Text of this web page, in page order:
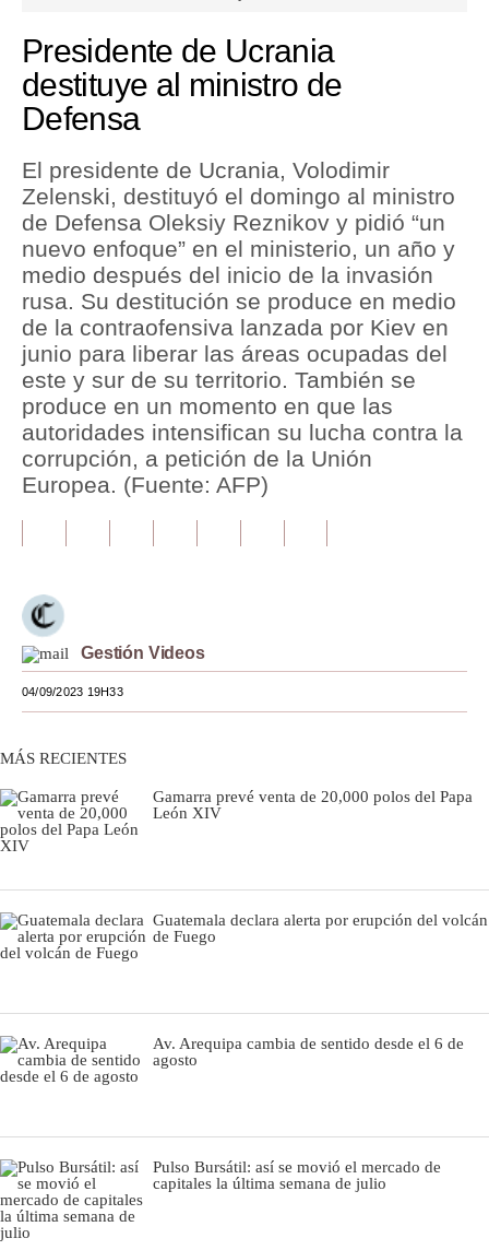
Tu Dinero
Finanzas Personales
Inmobiliarias
Plus G
Opinión
Editorial
Pregunta de hoy
Blogs
Tendencias
Lujo
Viajes
Moda
Mundo
EEUU
México
Tecnología
Mix
G de Gestión
Podcast
Videos
Fotogalerías
1
minute,
32
seconds
Presidente de Ucrania
destituye al ministro de
Defensa
El presidente de Ucrania, Volodimir
Zelenski, destituyó el domingo al ministro
de Defensa Oleksiy Reznikov y pidió “un
nuevo enfoque” en el ministerio, un año y
medio después del inicio de la invasión
rusa. Su destitución se produce en medio
de la contraofensiva lanzada por Kiev en
junio para liberar las áreas ocupadas del
este y sur de su territorio. También se
produce en un momento en que las
autoridades intensifican su lucha contra la
corrupción, a petición de la Unión
Europea. (Fuente: AFP)
Gestión Videos
04/09/2023 19H33
MÁS RECIENTES
Gamarra prevé venta de 20,000 polos del Papa
León XIV
Guatemala declara alerta por erupción del volcán
de Fuego
Av. Arequipa cambia de sentido desde el 6 de
agosto
Pulso Bursátil: así se movió el mercado de
capitales la última semana de julio